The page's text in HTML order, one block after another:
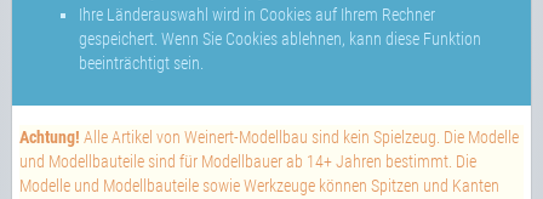
Ihre Länderauswahl wird in Cookies auf Ihrem Rechner
gespeichert. Wenn Sie Cookies ablehnen, kann diese Funktion
beeinträchtigt sein.
Achtung! Alle Artikel von Weinert-Modellbau sind kein Spielzeug. Die Modelle
und Modellbauteile sind für Modellbauer ab 14+ Jahren bestimmt. Die
Modelle und Modellbauteile sowie Werkzeuge können Spitzen und Kanten